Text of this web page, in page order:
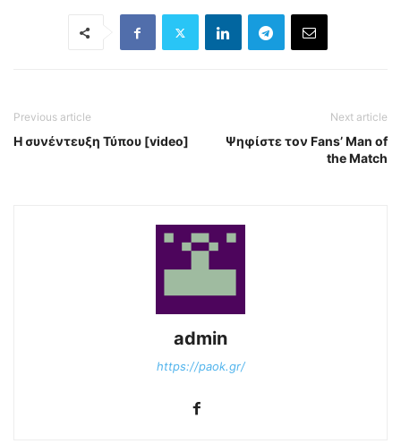
Previous article
Η συνέντευξη Τύπου [video]
Next article
Ψηφίστε τον Fans’ Man of
the Match
admin
https://paok.gr/